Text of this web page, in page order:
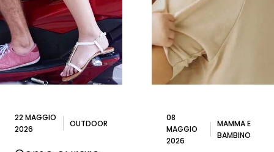
22 MAGGIO
2026
OUTDOOR
08
MAGGIO
2026
MAMMA E
BAMBINO